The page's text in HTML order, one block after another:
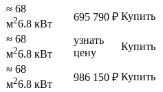
≈ 68
м26.8 кВт
695 790 ₽ Купить
≈ 68
м26.8 кВт
узнать
цену
Купить
≈ 68
м26.8 кВт
986 150 ₽ Купить